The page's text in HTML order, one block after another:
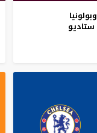
وبولونيا
ستاديو